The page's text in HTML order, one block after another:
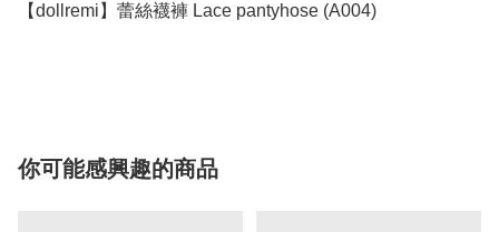
【dollremi】蕾絲襪褲 Lace pantyhose (A004)
你可能感興趣的商品